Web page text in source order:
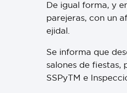
De igual forma, y
parejeras, con un
ejidal.
Se informa que
salones de fiestas,
SSPyTM e